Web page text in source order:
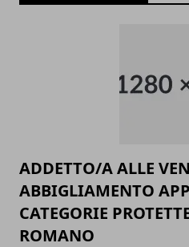
ADDETTO/A ALLE
ABBIGLIAMENTO
CATEGORIE
ROMANO